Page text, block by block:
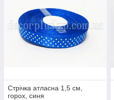
Стрічка атласна 1,5 см,
горох, синя